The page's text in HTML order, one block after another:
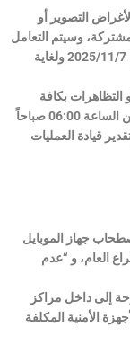
التصوير أو
وسيتم التعامل
معها عكس ذلك كعدو وفق قواعد الاشتباك اعتباراً من 2025/11/7 ولغاية
التظاهرات بكافة
أشكالها بدون استحصال الموافقات الأصولية اعتباراً من الساعة 06:00 صباحاً
وتقدير قيادة العمليات
جهاز الموبايل
العام، و “عدم
إلى داخل مراكز
الأمنية المكلفة